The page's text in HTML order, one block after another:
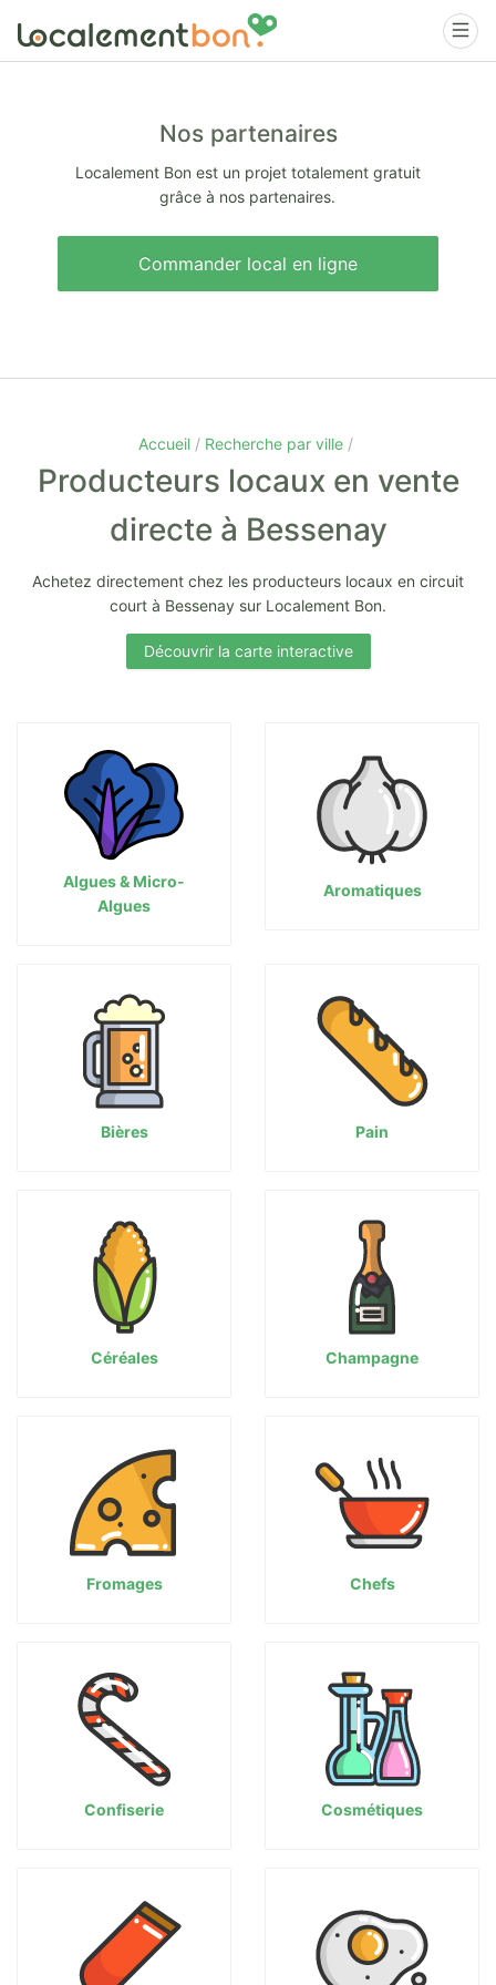
Nos partenaires
Localement Bon est un projet totalement gratuit
grâce à nos partenaires.
Commander local en ligne
Accueil Recherche par ville
Producteurs locaux en vente
directe à Bessenay
Achetez directement chez les producteurs locaux en circuit
court à Bessenay sur Localement Bon.
Découvrir la carte interactive
Algues & Micro-
Algues
Aromatiques
Bières Pain
Céréales Champagne
Fromages Chefs
Confiserie Cosmétiques